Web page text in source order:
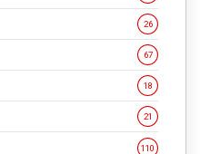
26
67
18
21
110